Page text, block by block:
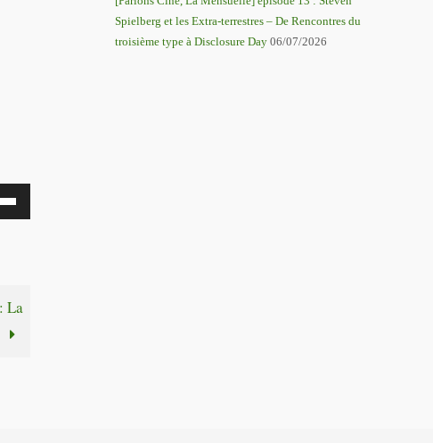
La
Spielberg et les Extra-terrestres – De Rencontres du
troisième type à Disclosure Day 06/07/2026